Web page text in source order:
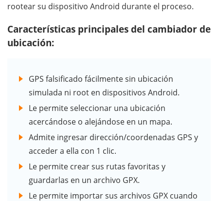
rootear su dispositivo Android durante el proceso.
Características principales del cambiador de
ubicación:
GPS falsificado fácilmente sin ubicación
simulada ni root en dispositivos Android.
Le permite seleccionar una ubicación
acercándose o alejándose en un mapa.
Admite ingresar dirección/coordenadas GPS y
acceder a ella con 1 clic.
Le permite crear sus rutas favoritas y
guardarlas en un archivo GPX.
Le permite importar sus archivos GPX cuando